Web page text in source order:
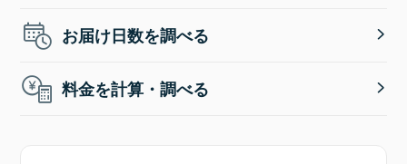
お届け日数を調べる
料金を計算・調べる